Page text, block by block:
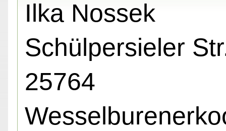
Ilka Nossek
Schülpersieler
25764